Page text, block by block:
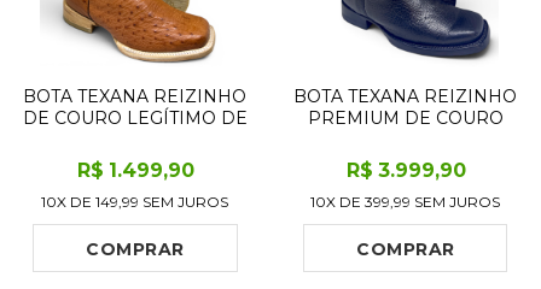
BOTA TEXANA REIZINHO
DE COURO LEGÍTIMO DE
CONHAQUE - CANO
ALTO, BICO QUADRADO -
SOLADO DE COURO
ARTESANAL
R$ 1.499,90
10X DE149,99 SEM JUROS
COMPRAR
BOTA TEXANA REIZINHO
PREMIUM DE COURO
MARINHO PRETO
LIMITED EDITION - CANO
ALTO, BICO QUADRADO -
SOLADO DE COURO
ARTESANAL COM
PROTEÇ
R$ 3.999,90
10X DE399,99 SEM JUROS
COMPRAR